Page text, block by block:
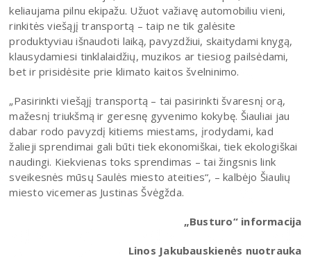
keliaujama pilnu ekipažu. Užuot važiavę automobiliu vieni,
rinkitės viešąjį transportą – taip ne tik galėsite
produktyviau išnaudoti laiką, pavyzdžiui, skaitydami knygą,
klausydamiesi tinklalaidžių, muzikos ar tiesiog pailsėdami,
bet ir prisidėsite prie klimato kaitos švelninimo.
„Pasirinkti viešąjį transportą – tai pasirinkti švaresnį orą,
mažesnį triukšmą ir geresnę gyvenimo kokybę. Šiauliai jau
dabar rodo pavyzdį kitiems miestams, įrodydami, kad
žalieji sprendimai gali būti tiek ekonomiškai, tiek ekologiškai
naudingi. Kiekvienas toks sprendimas – tai žingsnis link
sveikesnės mūsų Saulės miesto ateities“, – kalbėjo Šiaulių
miesto vicemeras Justinas Švėgžda.
„Busturo“ informacija
Linos Jakubauskienės nuotrauka